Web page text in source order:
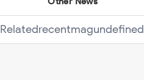
Relatedrecentmagundefined